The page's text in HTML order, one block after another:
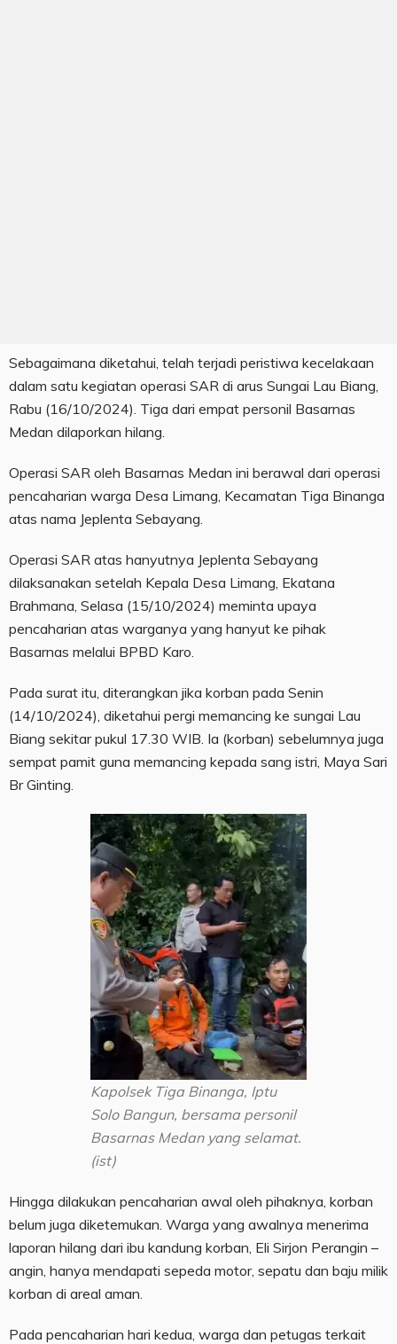
Sebagaimana diketahui, telah terjadi peristiwa kecelakaan
dalam satu kegiatan operasi SAR di arus Sungai Lau Biang,
Rabu (16/10/2024). Tiga dari empat personil Basarnas
Medan dilaporkan hilang.
Operasi SAR oleh Basarnas Medan ini berawal dari operasi
pencaharian warga Desa Limang, Kecamatan Tiga Binanga
atas nama Jeplenta Sebayang.
Operasi SAR atas hanyutnya Jeplenta Sebayang
dilaksanakan setelah Kepala Desa Limang, Ekatana
Brahmana, Selasa (15/10/2024) meminta upaya
pencaharian atas warganya yang hanyut ke pihak
Basarnas melalui BPBD Karo.
Pada surat itu, diterangkan jika korban pada Senin
(14/10/2024), diketahui pergi memancing ke sungai Lau
Biang sekitar pukul 17.30 WIB. Ia (korban) sebelumnya juga
sempat pamit guna memancing kepada sang istri, Maya Sari
Br Ginting.
Kapolsek Tiga Binanga, Iptu
Solo Bangun, bersama personil
Basarnas Medan yang selamat.
(ist)
Hingga dilakukan pencaharian awal oleh pihaknya, korban
belum juga diketemukan. Warga yang awalnya menerima
laporan hilang dari ibu kandung korban, Eli Sirjon Perangin –
angin, hanya mendapati sepeda motor, sepatu dan baju milik
korban di areal aman.
Pada pencaharian hari kedua, warga dan petugas terkait